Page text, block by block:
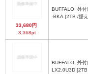
33,680円
3,368pt
BUFFALO
-BKA [2TB /据
BUFFALO
LX2.0U3D